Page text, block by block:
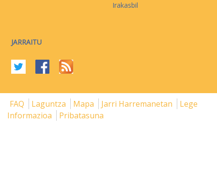
Irakasbil
JARRAITU
FAQ Laguntza Mapa Jarri Harremanetan
Lege
Informazioa
Pribatasuna